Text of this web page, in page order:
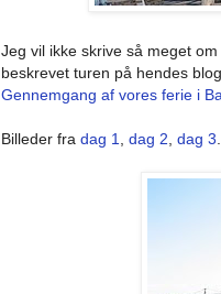
Jeg vil ikke skrive så meget
beskrevet turen på hendes
Gennemgang af vores ferie i
Billeder fra dag 1 dag 2 dag 3